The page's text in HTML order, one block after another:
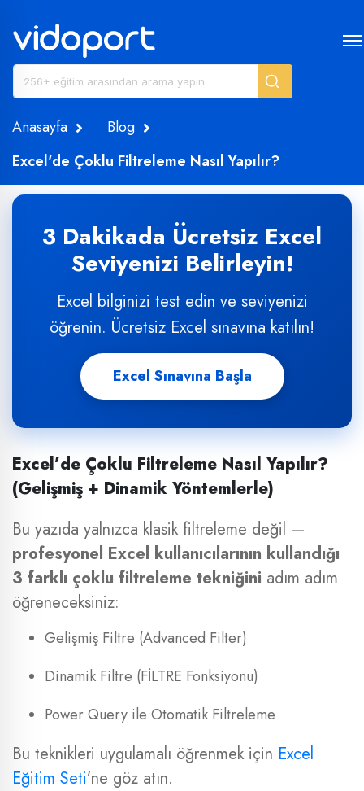
Anasayfa
Blog
Excel'de Çoklu Filtreleme Nasıl Yapılır?
3 Dakikada Ücretsiz Excel
Seviyenizi Belirleyin!
Excel bilginizi test edin ve seviyenizi
öğrenin. Ücretsiz Excel sınavına katılın!
Excel Sınavına Başla
Excel’de Çoklu Filtreleme Nasıl Yapılır?
(Gelişmiş + Dinamik Yöntemlerle)
Bu yazıda yalnızca klasik filtreleme değil —
profesyonel Excel kullanıcılarının kullandığı
3 farklı çoklu filtreleme tekniğini adım adım
öğreneceksiniz:
Gelişmiş Filtre (Advanced Filter)
Dinamik Filtre (FİLTRE Fonksiyonu)
Power Query ile Otomatik Filtreleme
Bu teknikleri uygulamalı öğrenmek için Excel
Eğitim Seti’ne göz atın.